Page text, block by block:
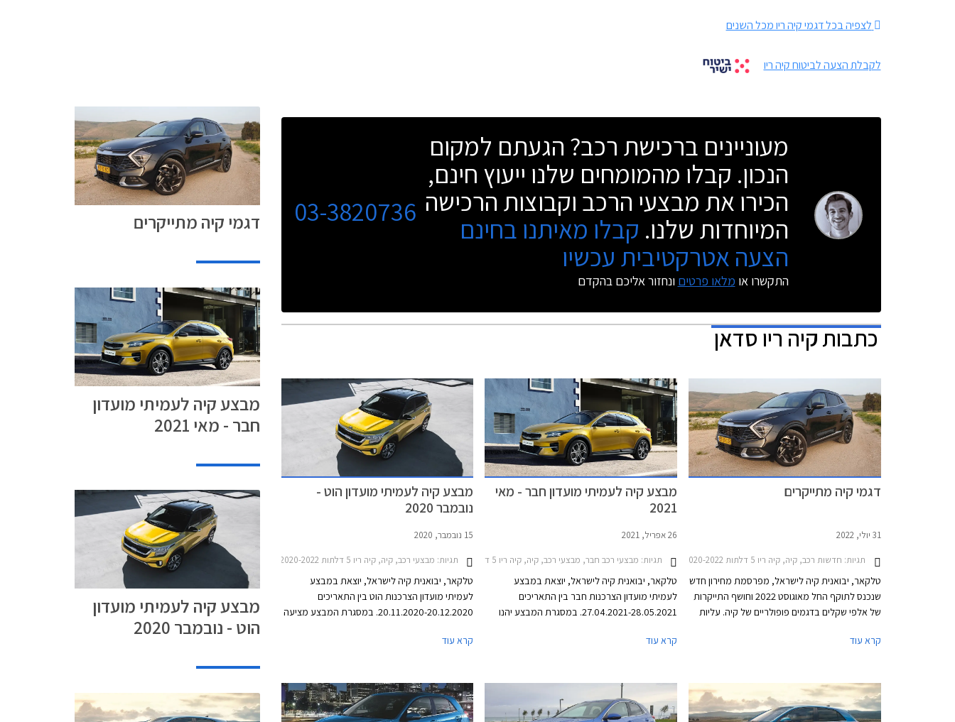
לצפיה בכל דגמי קיה ריו מכל השנים
לקבלת הצעה לביטוח קיה ריו
מעוניינים ברכישת רכב? הגעתם למקום
הנכון. קבלו מהמומחים שלנו ייעוץ חינם,
הכירו את מבצעי הרכב וקבוצות הרכישה
המיוחדות שלנו. קבלו מאיתנו בחינם
הצעה אטרקטיבית עכשיו
התקשרו או מלאו פרטים ונחזור אליכם בהקדם
03-3820736
כתבותקיה ריו סדאן
דגמי קיה מתייקרים
31 יולי, 2022
תגיות: חדשות רכב, קיה, קיה ריו 5 דלתות 2020-2022, קיה פיקנטו 2021-2024, קיה סיד סטיישן 2019-2025, קיה סיד 5 דלתות 2019-2022, קיה ספורטאז' 2022-2026, קיה סלטוס 2020-2023, קיה סורנטו 2021-2024, קיה קרניבל 2021-2024קיה סטוניק 2020-2026
טלקאר, יבואנית קיה לישראל, מפרסמת מחירון חדש
שנכנס לתוקף החל מאוגוסט 2022 וחושף התייקרות
של אלפי שקלים בדגמים פופולריים של קיה. עליות
התייקרו דגמי סקודה, פיג'ו, סיטרואן, אופל, טויוטה
קרא עוד
מבצע קיה לעמיתי מועדון חבר - מאי
2021
26 אפריל, 2021
תגיות: מבצעי רכב חבר, מבצעי רכב, קיה, קיה ריו 5 דלתות 2020-2022, קיה אקסיד 2019-2022, קיה נירו 2019-2022, קיה סטוניק 2020-2026, קיה סיד 5 דלתות 2019-2022, קיה סיד סטיישן 2019-2025, קיה סלטוס 2020-2023, קיה ספורטאז' 2019-2022קיה פיקנטו 2017-2021
טלקאר, יבואנית קיה לישראל, יוצאת במבצע
לעמיתי מועדון הצרכנות חבר בין התאריכים
27.04.2021-28.05.2021. במסגרת המבצע יהנו
המבצע נערך בכל אולמות התצוגה של קיה ברחבי
הארץ.
קרא עוד
מבצע קיה לעמיתי מועדון הוט -
נובמבר 2020
15 נובמבר, 2020
תגיות: מבצעי רכב, קיה, קיה ריו 5 דלתות 2020-2022, קיה אופטימה סדאן 2016-2020, קיה אקסיד 2019-2022, קיה נירו 2019-2022, קיה סלטוס 2020-2023, קיה ספורטאז' 2019-2022, קיה פיקנטו 2017-2021, קיה קרניבל 2018-2021, קיה סטוניק 2018-2020, קיה סורנטו 2017-2021קיה סיד 5 דלתות 2019-2022
טלקאר, יבואנית קיה לישראל, יוצאת במבצע
לעמיתי מועדון הצרכנות הוט בין התאריכים
20.11.2020-20.12.2020. במסגרת המבצע מציעה
קרא עוד
דגמי קיה מתייקרים
מבצע קיה לעמיתי מועדון
חבר - מאי 2021
מבצע קיה לעמיתי מועדון
הוט - נובמבר 2020